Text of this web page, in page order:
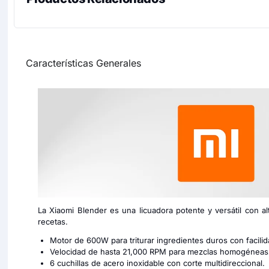
Características Generales
La Xiaomi Blender es una licuadora potente y versátil con
recetas.
Motor de 600W para triturar ingredientes duros con
Velocidad de hasta 21,000 RPM para mezclas
6 cuchillas de acero inoxidable con corte multidireccional.